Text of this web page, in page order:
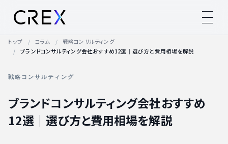
トップ コラム
戦略コンサルティング
ブランドコンサルティング会社おすすめ12選｜選び方と費用相場を解説
戦略コンサルティング
ブランドコンサルティング会社おすすめ
12選｜選び方と費用相場を解説